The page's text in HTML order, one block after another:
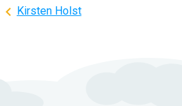
Indlægsnavigation
Kirsten Holst